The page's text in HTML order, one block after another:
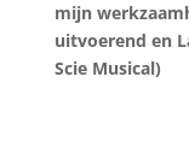
mijn
uitvoerend en
Scie Musical)